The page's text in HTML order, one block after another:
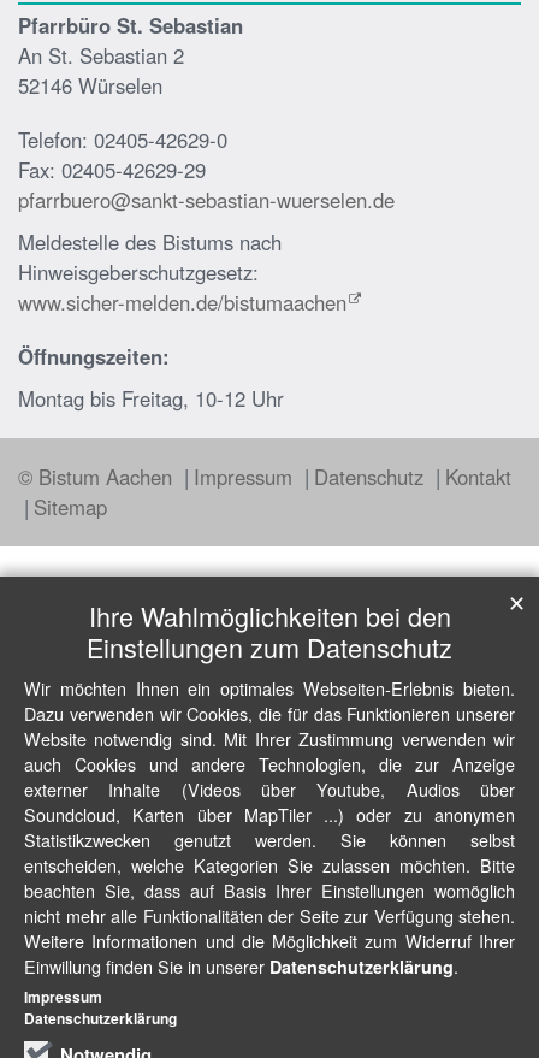
Pfarrbüro St. Sebastian
An St. Sebastian 2
52146 Würselen
Telefon: 02405-42629-0
Fax: 02405-42629-29
pfarrbuero@sankt-sebastian-wuerselen.de
Meldestelle des Bistums nach
Hinweisgeberschutzgesetz:
www.sicher-melden.de/bistumaachen
Öffnungszeiten:
Montag bis Freitag, 10-12 Uhr
© Bistum Aachen Impressum Datenschutz
Kontakt
Sitemap
Ihre Wahlmöglichkeiten bei den
Einstellungen zum Datenschutz
Wir möchten Ihnen ein optimales Webseiten-Erlebnis bieten.
Dazu verwenden wir Cookies, die für das Funktionieren unserer
Website notwendig sind. Mit Ihrer Zustimmung verwenden wir
auch Cookies und andere Technologien, die zur Anzeige
externer Inhalte (Videos über Youtube, Audios über
Soundcloud, Karten über MapTiler ...) oder zu anonymen
Statistikzwecken genutzt werden. Sie können selbst
entscheiden, welche Kategorien Sie zulassen möchten. Bitte
beachten Sie, dass auf Basis Ihrer Einstellungen womöglich
nicht mehr alle Funktionalitäten der Seite zur Verfügung stehen.
Weitere Informationen und die Möglichkeit zum Widerruf Ihrer
Einwillung finden Sie in unserer Datenschutzerklärung.
✕
Impressum
Datenschutzerklärung